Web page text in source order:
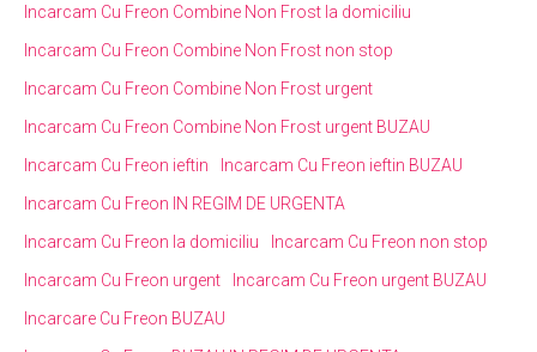
Incarcam Cu Freon Combine Non Frost la domiciliu
Incarcam Cu Freon Combine Non Frost non stop
Incarcam Cu Freon Combine Non Frost urgent
Incarcam Cu Freon Combine Non Frost urgent BUZAU
Incarcam Cu Freon ieftin
Incarcam Cu Freon ieftin BUZAU
Incarcam Cu Freon IN REGIM DE URGENTA
Incarcam Cu Freon la domiciliu
Incarcam Cu Freon non stop
Incarcam Cu Freon urgent
Incarcam Cu Freon urgent BUZAU
Incarcare Cu Freon BUZAU